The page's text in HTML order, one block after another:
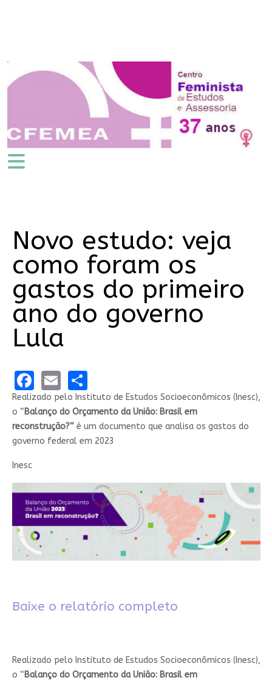
Novo estudo: veja
como foram os
gastos do primeiro
ano do governo
Lula
Facebook
EmailShare
Realizado pelo Instituto de Estudos Socioeconômicos (Inesc),
o “Balanço do Orçamento da União: Brasil em
reconstrução?”é um documento que analisa os gastos do
governo federal em 2023
Inesc
Baixe o relatório completo
Realizado pelo Instituto de Estudos Socioeconômicos (Inesc),
o “Balanço do Orçamento da União: Brasil em